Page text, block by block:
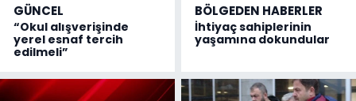
GÜNCEL
“Okul alışverişinde
yerel esnaf tercih
edilmeli”
BÖLGEDEN HABERLER
İhtiyaç sahiplerinin
yaşamına dokundular